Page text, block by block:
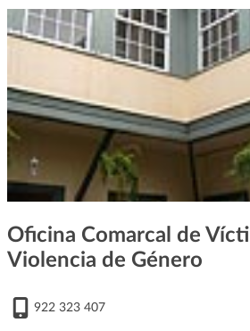
Oficina Comarcal de
Violencia de Género
922 323 407